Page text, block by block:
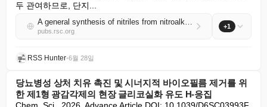
두 관여하므로, 단지...
A general synthesis of nitriles from nitroalkanes with bis(catecholato)diboron
pubs.rsc.org
+1
RSS Hunter•6월 28일
당뇨병성 상처 치유 촉진 및 시너지적 바이오필름 제거를 위
한 제1형 광감각제의 현장 글리코실화 유도 H-응집